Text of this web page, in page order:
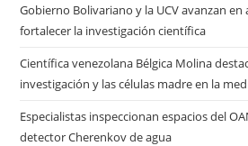
Gobierno Bolivariano y la UCV avanzan
fortalecer la investigación científica
Científica venezolana Bélgica Molina
investigación y las células madre en la
Especialistas inspeccionan espacios del
detector Cherenkov de agua